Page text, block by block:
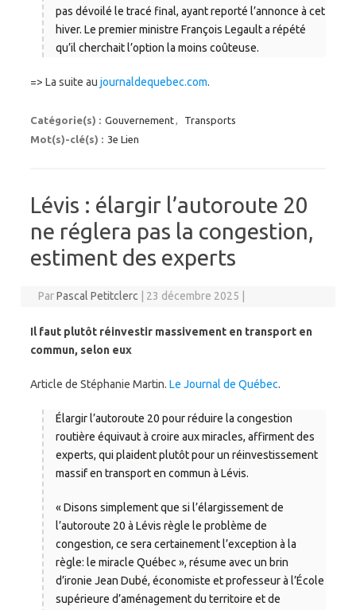
pas dévoilé le tracé final, ayant reporté l’annonce à cet
hiver. Le premier ministre François Legault a répété
qu’il cherchait l’option la moins coûteuse.
=> La suite au journaldequebec.com.
Catégorie(s) : Gouvernement,
Transports
Mot(s)-clé(s) : 3e Lien
Lévis : élargir l’autoroute 20
ne réglera pas la congestion,
estiment des experts
ParPascal Petitclerc 23 décembre 2025
Il faut plutôt réinvestir massivement en transport en
commun, selon eux
Article de Stéphanie Martin. Le Journal de Québec.
Élargir l’autoroute 20 pour réduire la congestion
routière équivaut à croire aux miracles, affirment des
experts, qui plaident plutôt pour un réinvestissement
massif en transport en commun à Lévis.
« Disons simplement que si l’élargissement de
l’autoroute 20 à Lévis règle le problème de
congestion, ce sera certainement l’exception à la
règle: le miracle Québec », résume avec un brin
d’ironie Jean Dubé, économiste et professeur à l’École
supérieure d’aménagement du territoire et de